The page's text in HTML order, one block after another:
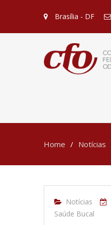
Brasília - DF
Home Notícias
Notícias
Saúde Bucal